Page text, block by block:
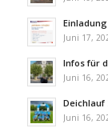
Juni 17,
Infos für
Juni 16,
Deichlauf
Juni 16,